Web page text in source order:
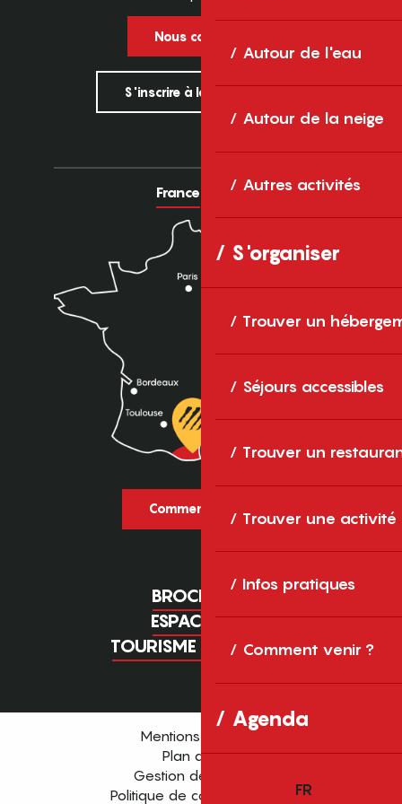
Autour de l'eau
Autour de la neige
Autres activités
S'organiser
Trouver un
Séjours accessibles
Trouver un
Trouver une activité
Infos pratiques
Comment venir ?
Agenda
FR
Nous contacter
S'inscrire à la newsletter
France Europe
Comment venir ?
BROCHURES
ESPACE PRO
TOURISME D'AFFAIRES
Mentions légales
Plan du site
Gestion des cookies
Politique de confidentialité